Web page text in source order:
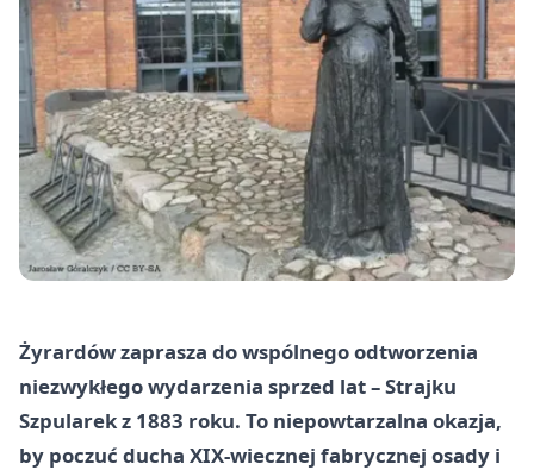
Żyrardów zaprasza do wspólnego odtworzenia
niezwykłego wydarzenia sprzed lat – Strajku
Szpularek z 1883 roku. To niepowtarzalna okazja,
by poczuć ducha XIX-wiecznej fabrycznej osady i